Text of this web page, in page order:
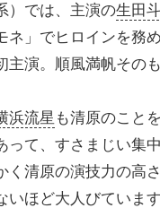
）では、主演の生田
ネ」でヒロインを務
主演。順風満帆その
浜流星 も清原のこと
って、すさまじい集
く清原の演技力の高
いほど大人びていま